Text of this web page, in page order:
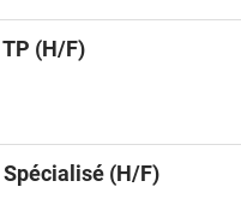
(H/F)(Nouvelle
(H/F)(Nouvelle